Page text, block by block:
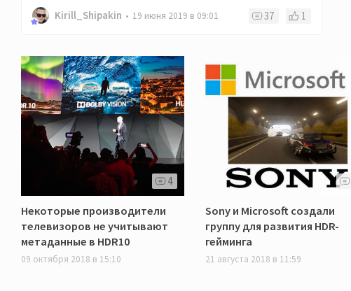
Kirill_Shipakin 19 июня 2019 в 09:01 37 1
4
Некоторые производители
телевизоров не учитывают
метаданные в HDR10
09 октября 2018 в 15:10
Sony и Microsoft создали
группу для развития HDR-
гейминга
21 августа 2018 в 11:59